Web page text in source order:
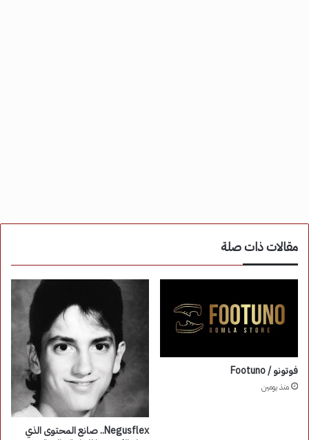
مقالات ذات صلة
فوتونو / Footuno
منذ يومين
Negusflex.. صانع المحتوى الذي